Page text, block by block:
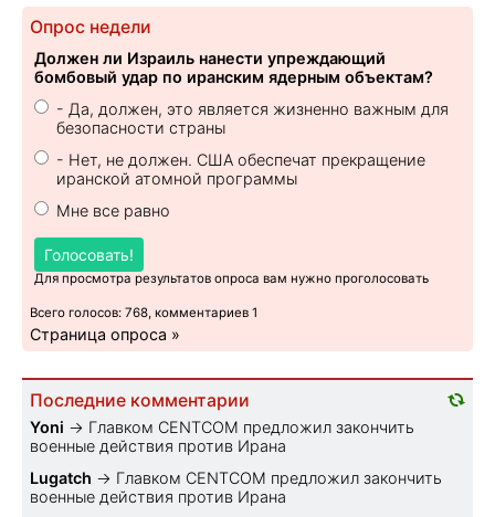
Опрос недели
Должен ли Израиль нанести упреждающий
бомбовый удар по иранским ядерным объектам?
- Да, должен, это является жизненно важным для
безопасности страны
- Нет, не должен. США обеспечат прекращение
иранской атомной программы
Мне все равно
Голосовать!
Для просмотра результатов опроса вам нужно проголосовать
Всего голосов: 768, комментариев 1
Страница опроса »
Последние комментарии
Yoni → Главком CENTCOM предложил закончить
военные действия против Ирана
Lugatch → Главком CENTCOM предложил закончить
военные действия против Ирана